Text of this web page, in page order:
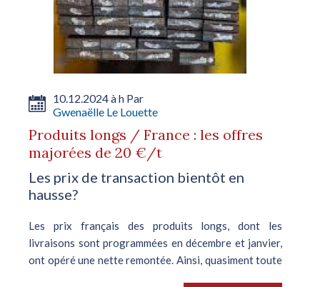
10.12.2024 à h Par
Gwenaëlle Le Louette
Produits longs / France : les offres
majorées de 20 €/t
Les prix de transaction bientôt en
hausse?
Les prix français des produits longs, dont les
livraisons sont programmées en décembre et janvier,
ont opéré une nette remontée. Ainsi, quasiment toute